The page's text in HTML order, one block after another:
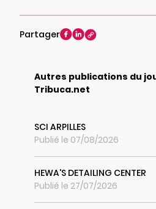
Partager
Autres publications du
Tribuca.net
SCI ARPILLES
Publié le 07/08/2026
HEWA'S DETAILING CENTER
Publié le 27/07/2026